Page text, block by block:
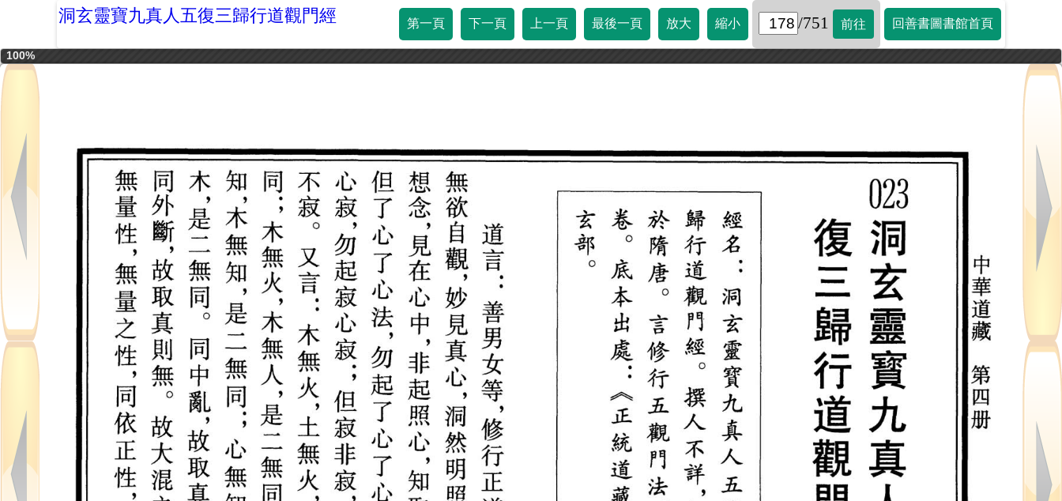
洞玄靈寶九真人五復三歸行道觀門經 第一頁 下一頁 上一頁 最後一頁 放大 縮小 /751 前往 回善書圖書館首頁
100%